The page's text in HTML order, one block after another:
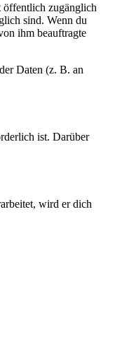
öffentlich zugänglich
sind. Wenn du
ihm beauftragte
Daten (z. B. an
ist. Darüber
wird er dich